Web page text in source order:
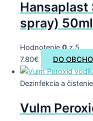
Hansaplast
spray) 50ml
Hodnotenie0z 5
7.80€ DO
Dezinfekcia a
Vulm